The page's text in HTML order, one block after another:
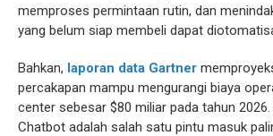
memproses permintaan rutin, dan
yang belum siap membeli dapat
Bahkan, laporan data Gartner
percakapan mampu mengurangi biaya
center sebesar $80 miliar pada tahun
Chatbot adalah salah satu pintu masuk